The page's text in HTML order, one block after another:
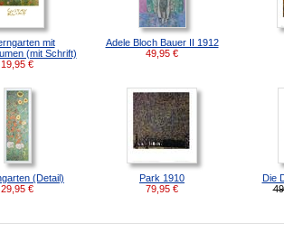
mit
(mit Schrift)
19,95 €
Adele Bloch Bauer II 1912
49,95 €
(Detail)
29,95 €
Park 1910
79,95 €
Die